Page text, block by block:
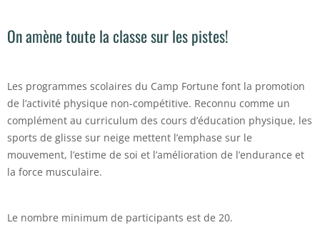
On amène toute la classe sur les pistes!
Les programmes scolaires du Camp Fortune font la promotion
de l’activité physique non-compétitive. Reconnu comme un
complément au curriculum des cours d’éducation physique, les
sports de glisse sur neige mettent l’emphase sur le
mouvement, l’estime de soi et l’amélioration de l’endurance et
la force musculaire.
Le nombre minimum de participants est de 20.